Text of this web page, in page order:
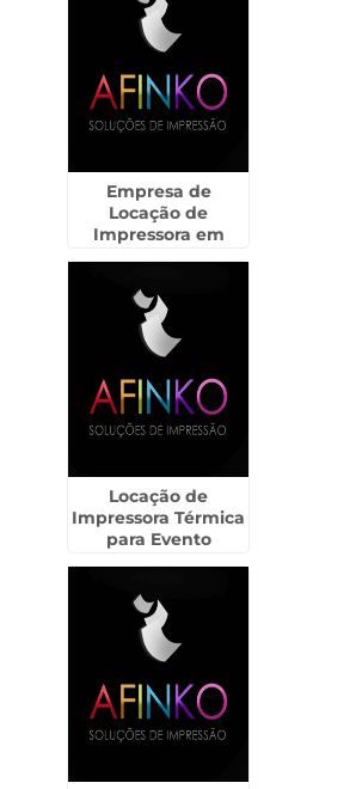
Empresa de
Locação de
Impressora em
Locação de
Impressora Térmica
para Evento